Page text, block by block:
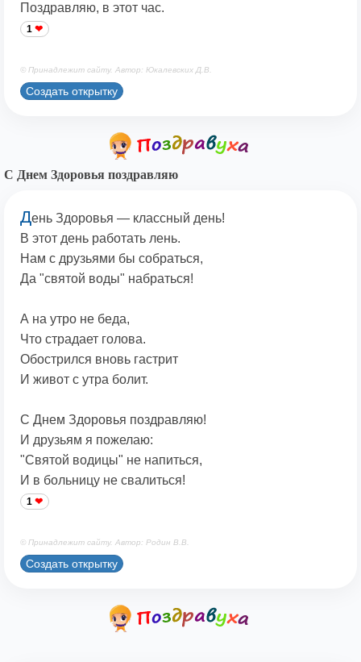
Поздравляю, в этот час.
1
© Принадлежит сайту. Автор: Юкалевских Д.В.
Создать открытку
С Днем Здоровья поздравляю
День Здоровья — классный день!
В этот день работать лень.
Нам с друзьями бы собраться,
Да "святой воды" набраться!
А на утро не беда,
Что страдает голова.
Обострился вновь гастрит
И живот с утра болит.
С Днем Здоровья поздравляю!
И друзьям я пожелаю:
"Святой водицы" не напиться,
И в больницу не свалиться!
1
© Принадлежит сайту. Автор: Родин В.В.
Создать открытку